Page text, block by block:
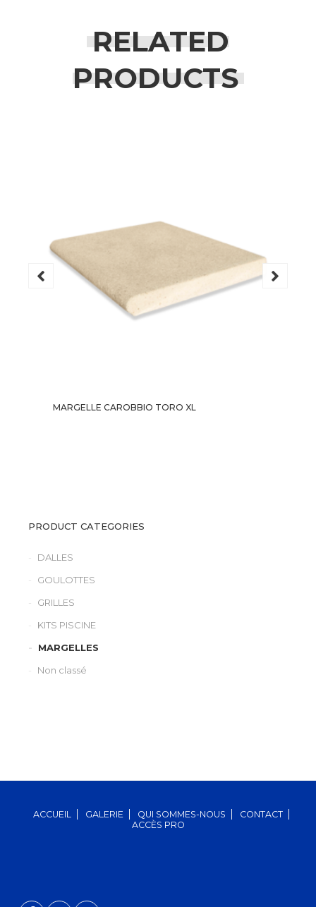
RELATED
PRODUCTS
MARGELLE CAROBBIO TORO XL
PRODUCT CATEGORIES
DALLES
GOULOTTES
GRILLES
KITS PISCINE
MARGELLES
Non classé
ACCUEIL GALERIE QUI SOMMES-NOUS
CONTACT
ACCÈS PRO